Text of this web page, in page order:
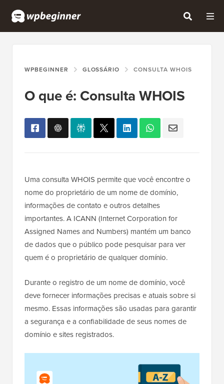
WPBEGINNER GLOSSÁRIO CONSULTA WHOIS
O que é: Consulta WHOIS
Uma consulta WHOIS permite que você encontre o
nome do proprietário de um nome de domínio,
informações de contato e outros detalhes
importantes. A ICANN (Internet Corporation for
Assigned Names and Numbers) mantém um banco
de dados que o público pode pesquisar para ver
quem é o proprietário de qualquer domínio.
Durante o registro de um nome de domínio, você
deve fornecer informações precisas e atuais sobre si
mesmo. Essas informações são usadas para garantir
a segurança e a confiabilidade de seus nomes de
domínio e sites registrados.